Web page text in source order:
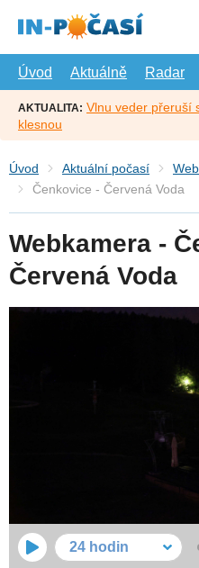
hlavní
Úvod
Aktuálně Radar
AKTUALITA: Vlnu veder přeruší
klesnou
Úvod Aktuální počasí
Čenkovice - Červená Voda
Webkamera -
Červená Voda
24 hodin